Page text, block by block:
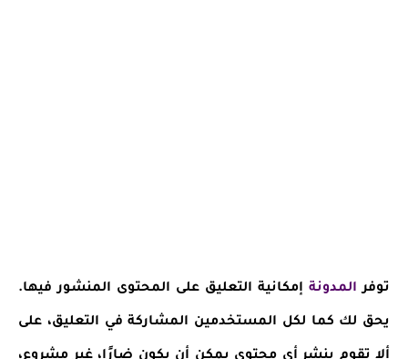
توفر المدونة إمكانية التعليق على المحتوى المنشور فيها.
يحق لك كما لكل المستخدمين المشاركة في التعليق، على